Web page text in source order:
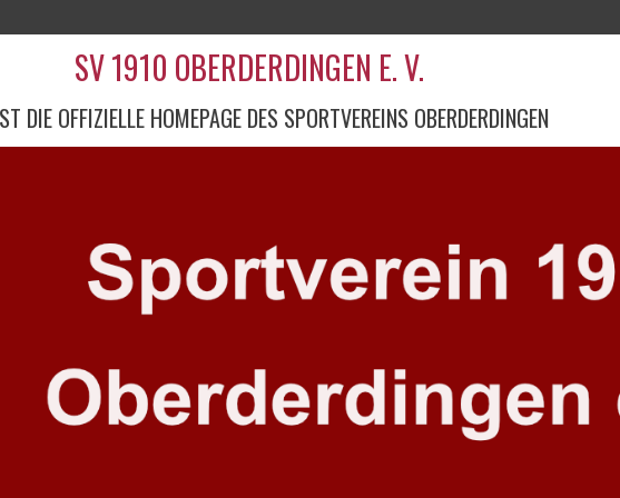
SV 1910 OBERDERDINGEN E. V.
DIE OFFIZIELLE HOMEPAGE DES SPORTVEREINS OBERDERDINGEN